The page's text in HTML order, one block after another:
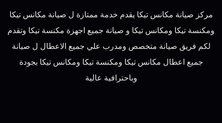
مركز صيانة مكانس تيكا يقدم خدمة ممتازة ل صيانة مكانس تيكا
ومكنسة تيكا ومكانس تيكا و صيانة جميع اجهزة مكنسة تيكا وتقدم
لكم فريق صيانة متخصص ومدرب علي جميع الاعطال ل صيانة
جميع اعطال مكانس تيكا ومكنسة تيكا ومكانس تيكا بجودة
وباحترافية عالية